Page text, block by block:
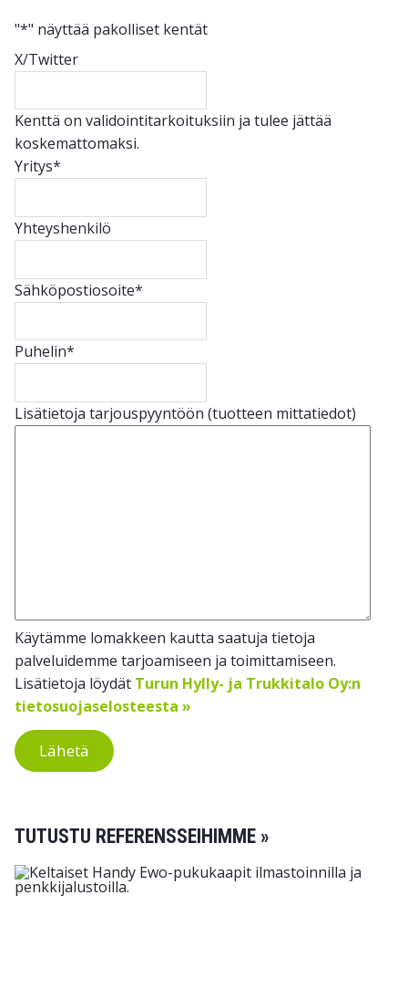
"*" näyttää pakolliset kentät
X/Twitter
Kenttä on validointitarkoituksiin ja tulee jättää
koskemattomaksi.
Yritys*
Yhteyshenkilö
Sähköpostiosoite*
Puhelin*
Lisätietoja tarjouspyyntöön (tuotteen mittatiedot)
Käytämme lomakkeen kautta saatuja tietoja
palveluidemme tarjoamiseen ja toimittamiseen.
Lisätietoja löydät Turun Hylly- ja Trukkitalo Oy:n
tietosuojaselosteesta »
Lähetä
TUTUSTU REFERENSSEIHIMME »